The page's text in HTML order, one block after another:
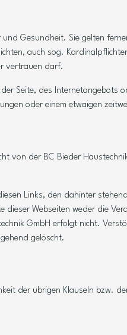
Gesundheit. Sie gelten
auch sog.
vertrauen darf.
Seite, des Internetangebots
oder einem etwaigen
von der BC Bieder
Links, den dahinter
Webseiten weder die
GmbH erfolgt nicht.
gelöscht.
der übrigen Klauseln bzw.